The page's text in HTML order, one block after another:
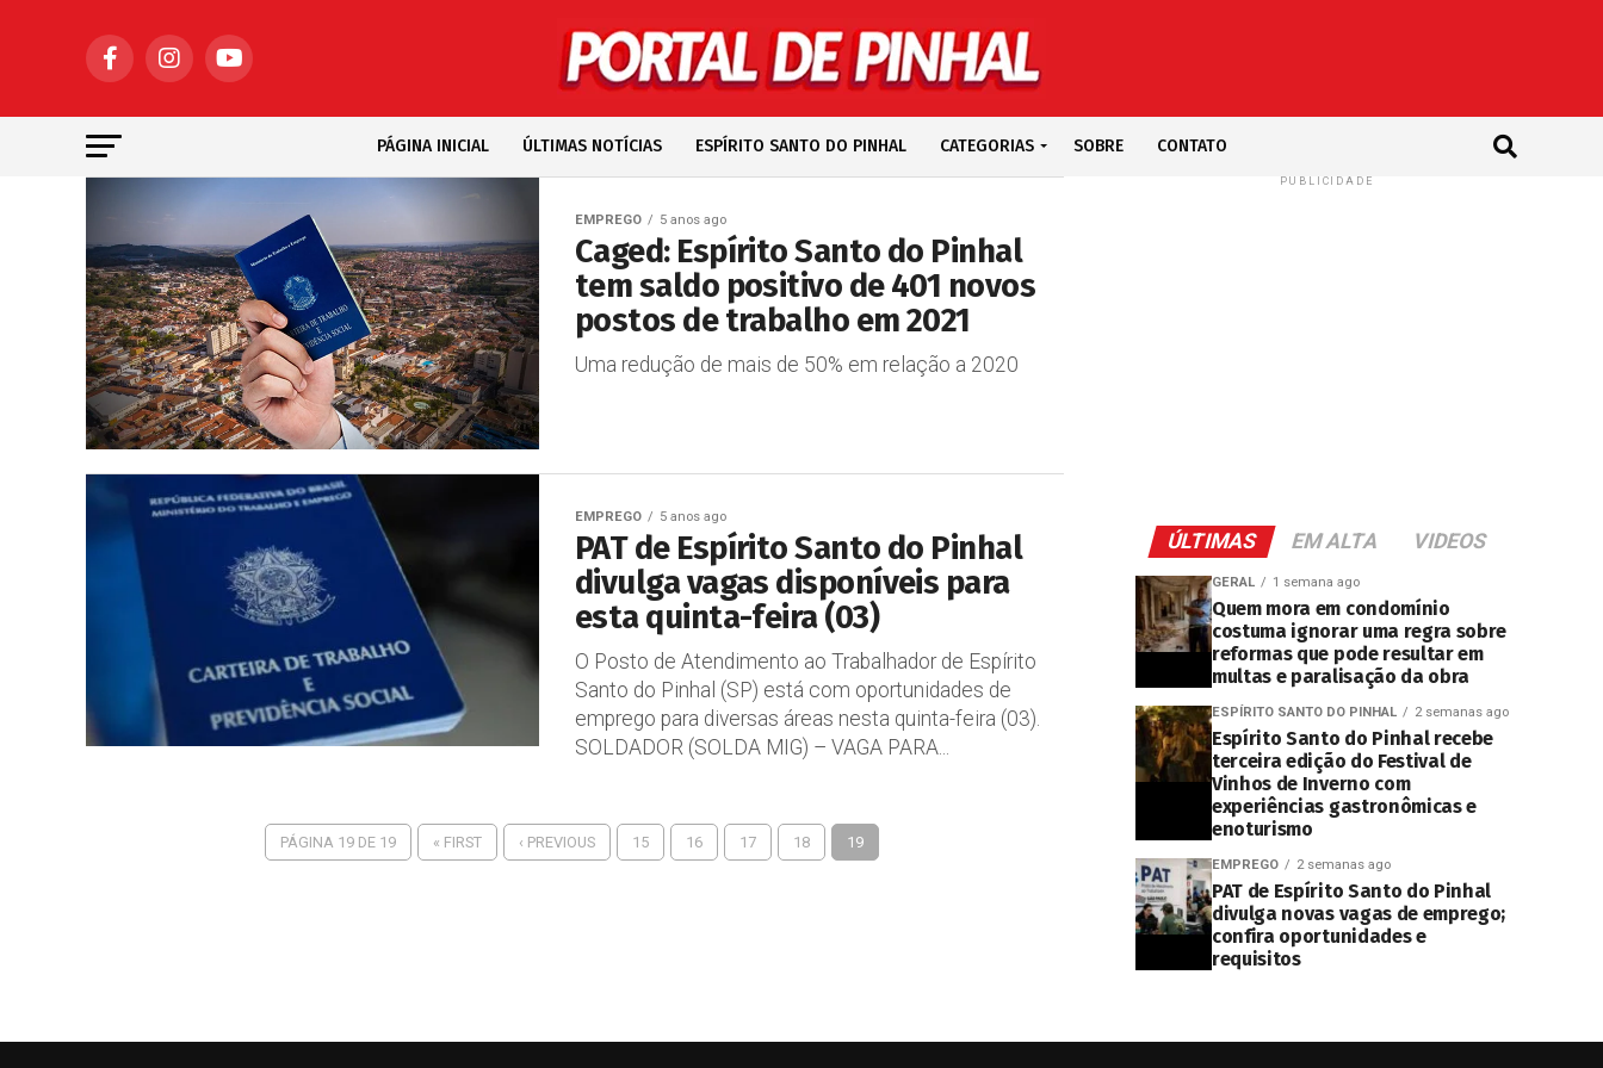
PÁGINA INICIAL ÚLTIMAS NOTÍCIAS ESPÍRITO SANTO DO PINHAL CATEGORIAS SOBRE CONTATO
EMPREGO 5 anos ago
Caged: Espírito Santo do Pinhal
tem saldo positivo de 401 novos
postos de trabalho em 2021
Uma redução de mais de 50% em relação a 2020
EMPREGO 5 anos ago
PAT de Espírito Santo do Pinhal
divulga vagas disponíveis para
esta quinta-feira (03)
O Posto de Atendimento ao Trabalhador de Espírito
Santo do Pinhal (SP) está com oportunidades de
emprego para diversas áreas nesta quinta-feira (03).
SOLDADOR (SOLDA MIG) – VAGA PARA...
PÁGINA 19 DE 19 « FIRST ‹ PREVIOUS 15 16 17 18 19
PUBLICIDADE
ÚLTIMAS EM ALTA VIDEOS
GERAL 1 semana ago
Quem mora em condomínio
costuma ignorar uma regra sobre
reformas que pode resultar em
multas e paralisação da obra
ESPÍRITO SANTO DO PINHAL 2 semanas ago
Espírito Santo do Pinhal recebe
terceira edição do Festival de
Vinhos de Inverno com
experiências gastronômicas e
enoturismo
EMPREGO 2 semanas ago
PAT de Espírito Santo do Pinhal
divulga novas vagas de emprego;
confira oportunidades e
requisitos